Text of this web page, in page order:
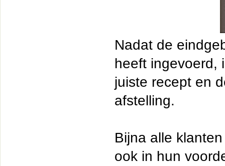
Nadat de
heeft ingevoerd,
juiste recept en
afstelling.
Bijna alle
ook in hun